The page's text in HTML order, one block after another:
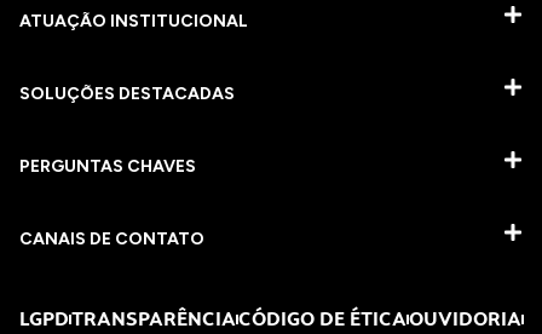
ATUAÇÃO INSTITUCIONAL
SOLUÇÕES DESTACADAS
PERGUNTAS CHAVES​
CANAIS DE CONTATO
LGPDTRANSPARÊNCIACÓDIGO DE ÉTICAOUVIDORIA